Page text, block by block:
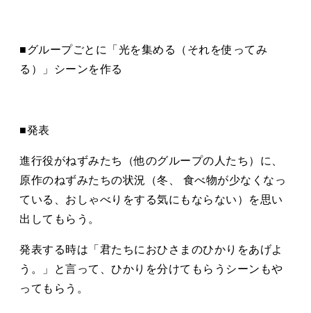
■グループごとに「光を集める（それを使ってみ
る）」シーンを作る
■発表
進⾏役がねずみたち（他のグループの⼈たち）に、
原作のねずみたちの状況（冬、 ⾷べ物が少なくなっ
ている、おしゃべりをする気にもならない）を思い
出してもらう。
発表する時は「君たちにおひさまのひかりをあげよ
う。」と⾔って、ひかりを分けてもらうシーンもや
ってもらう。